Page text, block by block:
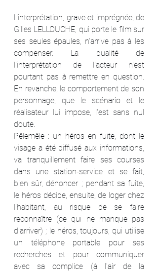
L'interprétation, grave et imprégnée, de
Gilles LELLOUCHE, qui porte le film sur
ses seules épaules, n'arrive pas à les
compenser. La qualité de
l'interprétation de l'acteur n'est
pourtant pas à remettre en question.
En revanche, le comportement de son
personnage, que le scénario et le
réalisateur lui impose, l'est sans nul
doute.
Pêlemêle : un héros en fuite, dont le
visage a été diffusé aux informations,
va tranquillement faire ses courses
dans une station-service et se fait,
bien sûr, dénoncer ; pendant sa fuite,
le héros décide, ensuite, de loger chez
l'habitant, au risque de se faire
reconnaître (ce qui ne manque pas
d'arriver) ; le héros, toujours, qui utilise
un téléphone portable pour ses
recherches et pour communiquer
avec sa complice (à l'air de la